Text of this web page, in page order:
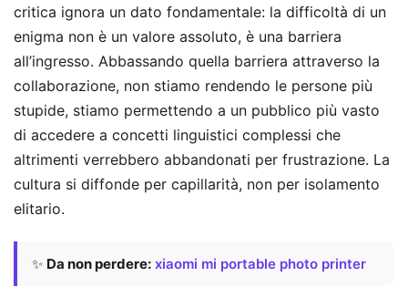
critica ignora un dato fondamentale: la difficoltà di un
enigma non è un valore assoluto, è una barriera
all’ingresso. Abbassando quella barriera attraverso la
collaborazione, non stiamo rendendo le persone più
stupide, stiamo permettendo a un pubblico più vasto
di accedere a concetti linguistici complessi che
altrimenti verrebbero abbandonati per frustrazione. La
cultura si diffonde per capillarità, non per isolamento
elitario.
✨ Da non perdere: xiaomi mi portable photo printer